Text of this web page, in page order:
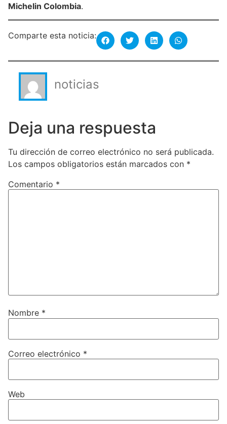
Michelin Colombia.
Comparte esta noticia:
noticias
Deja una respuesta
Tu dirección de correo electrónico no será publicada.
Los campos obligatorios están marcados con *
Comentario *
Nombre *
Correo electrónico *
Web